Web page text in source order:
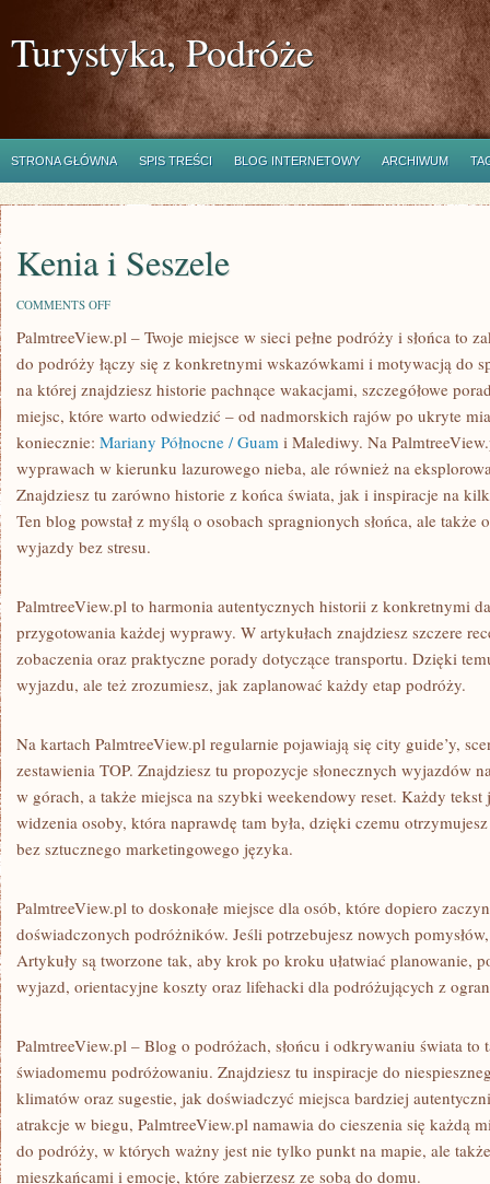
Turystyka, Podróże
STRONA GŁÓWNA SPIS TREŚCI BLOG INTERNETOWY ARCHIWUM
Kenia i Seszele
COMMENTS OFFON
I
PalmtreeView.pl – Twoje miejsce w sieci pełne podróży i słońca to
do podróży łączy się z konkretnymi wskazówkami i motywacją do
na której znajdziesz historie pachnące wakacjami, szczegółowe
miejsc, które warto odwiedzić – od nadmorskich rajów po ukryte
koniecznie: Mariany Północne / Guam i Malediwy. Na
wyprawach w kierunku lazurowego nieba, ale również na
Znajdziesz tu zarówno historie z końca świata, jak i inspiracje na
Ten blog powstał z myślą o osobach spragnionych słońca, ale
wyjazdy bez stresu.
PalmtreeView.pl to harmonia autentycznych historii z konkretnymi
przygotowania każdej wyprawy. W artykułach znajdziesz szczere
zobaczenia oraz praktyczne porady dotyczące transportu. Dzięki
wyjazdu, ale też zrozumiesz, jak zaplanować każdy etap podróży.
Na kartach PalmtreeView.pl regularnie pojawiają się city guide’y,
zestawienia TOP. Znajdziesz tu propozycje słonecznych wyjazdów
w górach, a także miejsca na szybki weekendowy reset. Każdy
widzenia osoby, która naprawdę tam była, dzięki czemu
bez sztucznego marketingowego języka.
PalmtreeView.pl to doskonałe miejsce dla osób, które dopiero
doświadczonych podróżników. Jeśli potrzebujesz nowych
Artykuły są tworzone tak, aby krok po kroku ułatwiać planowanie,
wyjazd, orientacyjne koszty oraz lifehacki dla podróżujących z
PalmtreeView.pl – Blog o podróżach, słońcu i odkrywaniu świata to
świadomemu podróżowaniu. Znajdziesz tu inspiracje do
klimatów oraz sugestie, jak doświadczyć miejsca bardziej
atrakcje w biegu, PalmtreeView.pl namawia do cieszenia się każdą
do podróży, w których ważny jest nie tylko punkt na mapie, ale
mieszkańcami i emocje, które zabierzesz ze sobą do domu.